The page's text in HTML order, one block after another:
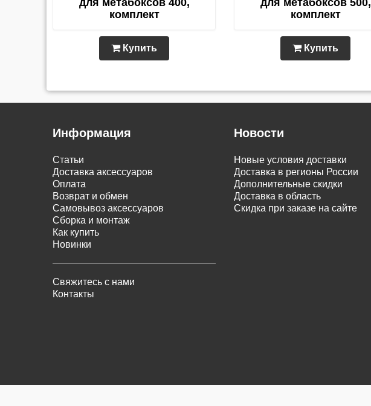
для метабоксов 400,
комплект
Купить
для метабоксов 500,
комплект
Купить
Информация
Статьи
Доставка аксессуаров
Оплата
Возврат и обмен
Самовывоз аксессуаров
Сборка и монтаж
Как купить
Новинки
Свяжитесь с нами
Контакты
Новости
Новые условия доставки
Доставка в регионы России
Дополнительные скидки
Доставка в область
Скидка при заказе на сайте